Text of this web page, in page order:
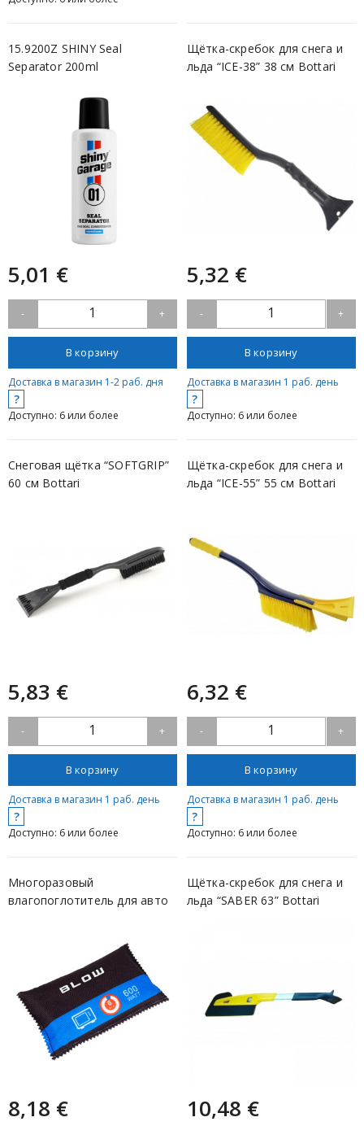
15.9200Z SHINY Seal
Separator 200ml
5,01 €
- 1 +
В корзину
Доставка в магазин 1-2 раб. дня
?
Доступно: 6 или более
Щётка-скребок для снега и
льда “ICE-38” 38 см Bottari
5,32 €
- 1 +
В корзину
Доставка в магазин 1 раб. день
?
Доступно: 6 или более
Снеговая щётка “SOFTGRIP”
60 см Bottari
5,83 €
- 1 +
В корзину
Доставка в магазин 1 раб. день
?
Доступно: 6 или более
Щётка-скребок для снега и
льда “ICE-55” 55 см Bottari
6,32 €
- 1 +
В корзину
Доставка в магазин 1 раб. день
?
Доступно: 6 или более
Многоразовый
влагопоглотитель для авто
8,18 €
Щётка-скребок для снега и
льда “SABER 63” Bottari
10,48 €